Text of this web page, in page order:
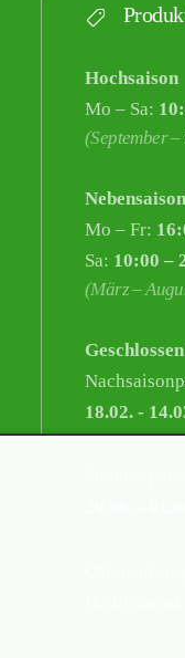
Hochsaison
Mo – Sa:
(September
Nebensaison
Mo – Fr:
Sa: 10:00 –
(März –
Geschlossen
18.02. -